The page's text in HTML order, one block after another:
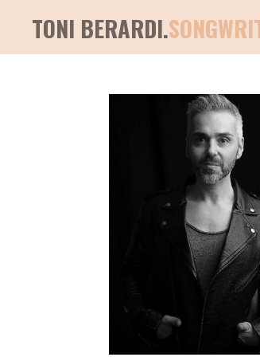
ZumTONI BERARDI.